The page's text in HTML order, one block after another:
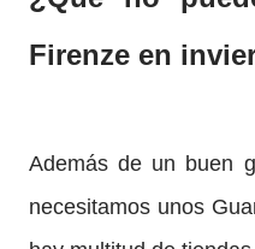
Firenze en
Además de un buen
necesitamos unos